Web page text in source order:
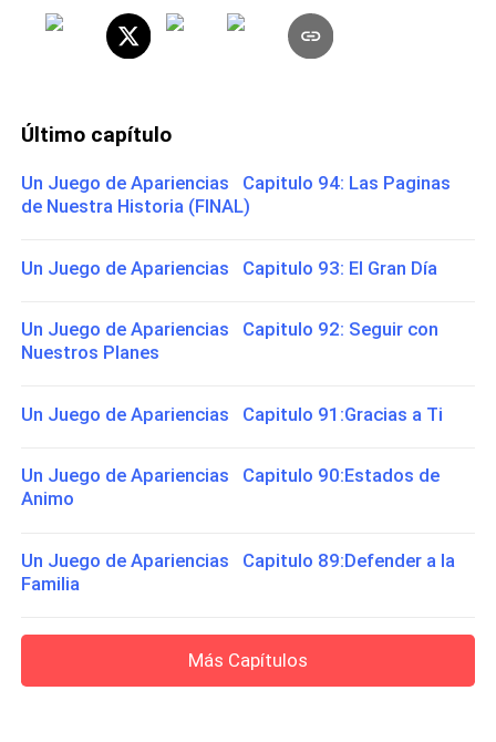
Último capítulo
Un Juego de Apariencias Capitulo 94: Las Paginas
de Nuestra Historia (FINAL)
Un Juego de Apariencias Capitulo 93: El Gran Día
Un Juego de Apariencias Capitulo 92: Seguir con
Nuestros Planes
Un Juego de Apariencias Capitulo 91:Gracias a Ti
Un Juego de Apariencias Capitulo 90:Estados de
Animo
Un Juego de Apariencias Capitulo 89:Defender a la
Familia
Más Capítulos